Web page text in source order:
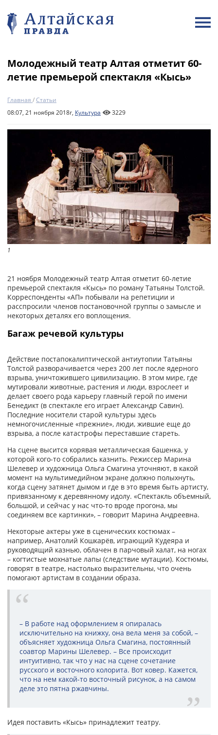
Молодежный театр Алтая отметит 60-
летие премьерой спектакля «Кысь»
Главная /Статьи
08:07, 21 ноября 2018г, Культура 3229
1
21 ноября Молодежный театр Алтая отметит 60-летие
премьерой спектакля «Кысь» по роману Татьяны Толстой.
Корреспонденты «АП» побывали на репетиции и
расспросили членов постановочной группы о замысле и
некоторых деталях его воплощения.
Багаж речевой культуры
Действие постапокалиптической антиутопии Татьяны
Толстой разворачивается через 200 лет после ядерного
взрыва, уничтожившего цивилизацию. В этом мире, где
мутировали животные, растения и люди, взрослеет и
делает своего рода карьеру главный герой по имени
Бенедикт (в спектакле его играет Александр Савин).
Последние носители старой культуры здесь
немногочисленные «прежние», люди, жившие еще до
взрыва, а после катастрофы переставшие стареть.
На сцене высится корявая металлическая башенка, у
которой кого-то собрались казнить. Режиссер Марина
Шелевер и художница Ольга Смагина уточняют, в какой
момент на мультимедийном экране должно полыхнуть,
когда сцену затянет дымом и где в это время быть артисту,
привязанному к деревянному идолу. «Спектакль объемный,
большой, и сейчас у нас что-то вроде прогона, мы
соединяем все картинки», – говорит Марина Андреевна.
Некоторые актеры уже в сценических костюмах –
например, Анатолий Кошкарёв, играющий Кудеяра и
руководящий казнью, облачен в парчовый халат, на ногах
– когтистые мохнатые лапы (следствие мутации). Костюмы,
говорят в театре, настолько выразительны, что очень
помогают артистам в создании образа.
– В работе над оформлением я опиралась
исключительно на книжку, она вела меня за собой, –
объясняет художница Ольга Смагина, постоянный
соавтор Марины Шелевер. – Все происходит
интуитивно, так что у нас на сцене сочетание
русского и восточного колорита. Вот ковер. Кажется,
что на нем какой-то восточный рисунок, а на самом
деле это пятна ржавчины.
Идея поставить «Кысь» принадлежит театру.